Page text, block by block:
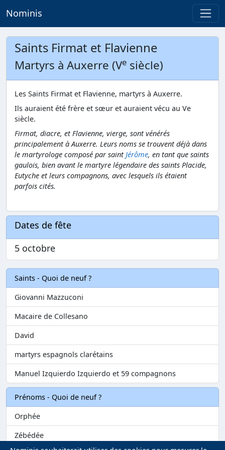
Nominis
Saints Firmat et Flavienne
Martyrs à Auxerre (Ve siècle)
Les Saints Firmat et Flavienne, martyrs à Auxerre.
Ils auraient été frère et sœur et auraient vécu au Ve
siècle.
Firmat, diacre, et Flavienne, vierge, sont vénérés
principalement à Auxerre. Leurs noms se trouvent déjà dans
le martyrologe composé par saint Jérôme, en tant que saints
gaulois, bien avant le martyre légendaire des saints Placide,
Eutyche et leurs compagnons, avec lesquels ils étaient
parfois cités.
Dates de fête
5 octobre
Saints - Quoi de neuf ?
Giovanni Mazzuconi
Macaire de Collesano
David
martyrs espagnols clarétains
Manuel Izquierdo Izquierdo et 59 compagnons
Prénoms - Quoi de neuf ?
Orphée
Zébédée